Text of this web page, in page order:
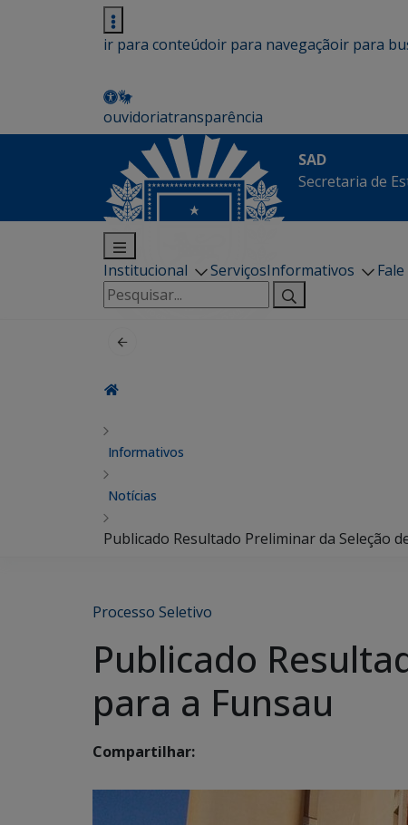
ir para conteúdoir para navegaçãoir para
ouvidoriatransparência
SAD
Secretaria de
Institucional ServiçosInformativos
Pesquisar
por:
Informativos
Notícias
Publicado Resultado Preliminar da Seleção
Processo Seletivo
Publicado
para a Funsau
Compartilhar: